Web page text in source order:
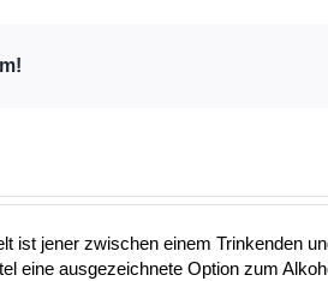
ist jener zwischen einem Trinkenden
eine ausgezeichnete Option zum